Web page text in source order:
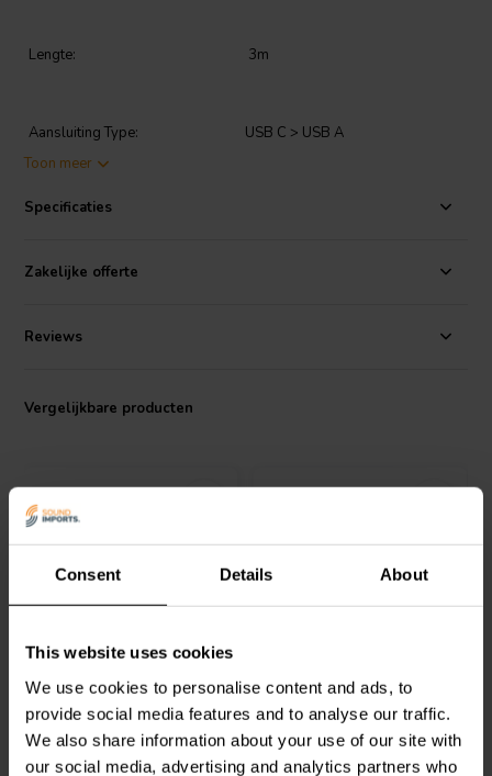
Consent Details About
This website uses cookies
We use cookies to personalise content and ads, to
provide social media features and to analyse our traffic.
We also share information about your use of our site with
our social media, advertising and analytics partners who
Lengte: 3m
Aansluiting Type:
USB C > USB A
Toon meer
Specificaties
Zakelijke offerte
Reviews
Vergelijkbare producten
1 meter
Kabel
klantbeoordelingen
Vergelijk
4 meter
klantbeoordelingen
Vergelijk